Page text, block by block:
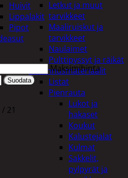
Letkut ja muut
tarvikkeet
Maaliruiskut ja
tarvikkeet
Naulaimet
Pulttipyssyt ja räikät
Rakennusmateriaalit
Listat
Pienrauta
Lukot ja
hakaset
Koukut
Kalustejalat
Kulmat
Sakkelit,
pylpyrät ja
Huivit
Lippalakit
Pipot
Maksimihinta
Suodata
21